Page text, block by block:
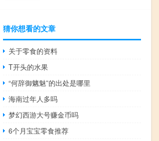
猜你想看的文章
关于零食的资料
T开头的水果
“何辞御魑魅”的出处是哪里
海南过年人多吗
梦幻西游大号赚金币吗
6个月宝宝零食推荐